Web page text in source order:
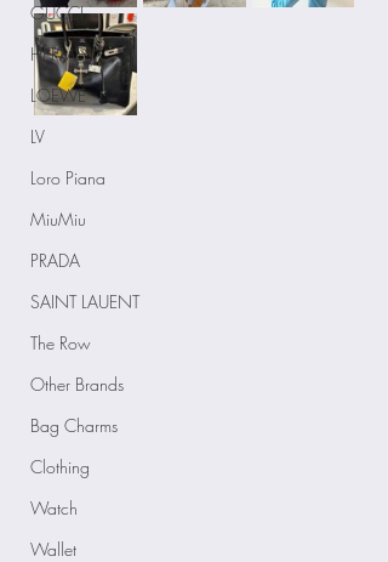
GUCCI
HERMES
LOEWE
LV
Loro Piana
MiuMiu
PRADA
SAINT LAUENT
The Row
Other Brands
Bag Charms
Clothing
Watch
Wallet